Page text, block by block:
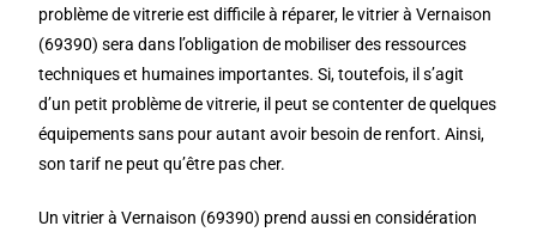
problème de vitrerie est difficile à réparer, le vitrier à Vernaison
(69390) sera dans l’obligation de mobiliser des ressources
techniques et humaines importantes. Si, toutefois, il s’agit
d’un petit problème de vitrerie, il peut se contenter de quelques
équipements sans pour autant avoir besoin de renfort. Ainsi,
son tarif ne peut qu’être pas cher.
Un vitrier à Vernaison (69390) prend aussi en considération